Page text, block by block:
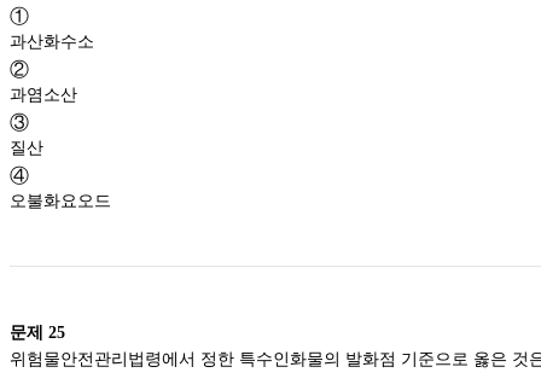
①
과산화수소
②
과염소산
③
질산
④
오불화요오드
문제 25
위험물안전관리법령에서 정한 특수인화물의 발화점 기준으로 옳은 것